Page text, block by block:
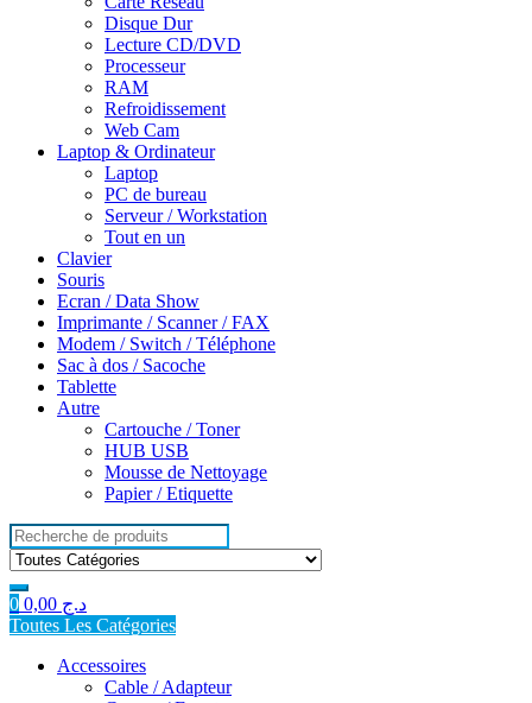
Disque Dur
Lecture CD/DVD
Processeur
RAM
Refroidissement
Web Cam
Laptop & Ordinateur
Laptop
PC de bureau
Serveur / Workstation
Tout en un
Clavier
Souris
Ecran / Data Show
Imprimante / Scanner / FAX
Modem / Switch / Téléphone
Sac à dos / Sacoche
Tablette
Autre
Cartouche / Toner
HUB USB
Mousse de Nettoyage
Papier / Etiquette
Search
for:
0 د.ج
Toutes Les Catégories
Accessoires
Cable / Adapteur